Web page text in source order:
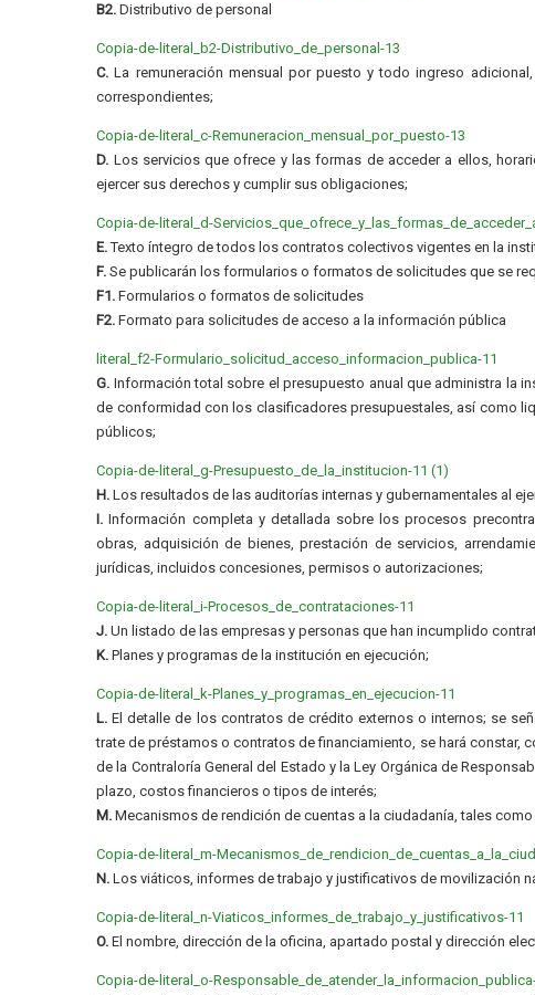
B2. Distributivo de personal
Copia-de-literal_b2-Distributivo_de_personal-13
C. La remuneración mensual por puesto y todo ingreso
correspondientes;
Copia-de-literal_c-Remuneracion_mensual_por_puesto-13
D. Los servicios que ofrece y las formas de acceder a ellos,
ejercer sus derechos y cumplir sus obligaciones;
Copia-de-literal_d-
E.Texto íntegro de todos los contratos colectivos vigentes en la
F. Se publicarán los formularios o formatos de solicitudes que se
F1. Formularios o formatos de solicitudes
F2. Formato para solicitudes de acceso a la información pública
literal_f2-Formulario_solicitud_acceso_informacion_publica-11
G. Información total sobre el presupuesto anual que administra la
de conformidad con los clasificadores presupuestales, así como
públicos;
Copia-de-literal_g-Presupuesto_de_la_institucion-11 (1)
H. Los resultados de las auditorías internas y gubernamentales al
I. Información completa y detallada sobre los procesos
obras, adquisición de bienes, prestación de servicios,
jurídicas, incluidos concesiones, permisos o autorizaciones;
Copia-de-literal_i-Procesos_de_contrataciones-11
J. Un listado de las empresas y personas que han incumplido
K. Planes y programas de la institución en ejecución;
Copia-de-literal_k-Planes_y_programas_en_ejecucion-11
L. El detalle de los contratos de crédito externos o internos; se
trate de préstamos o contratos de financiamiento, se hará constar,
de la Contraloría General del Estado y la Ley Orgánica de
plazo, costos financieros o tipos de interés;
M. Mecanismos de rendición de cuentas a la ciudadanía, tales
Copia-de-literal_m-
N. Los viáticos, informes de trabajo y justificativos de movilización
Copia-de-literal_n-Viaticos_informes_de_trabajo_y_justificativos-11
O. El nombre, dirección de la oficina, apartado postal y dirección
Copia-de-literal_o-